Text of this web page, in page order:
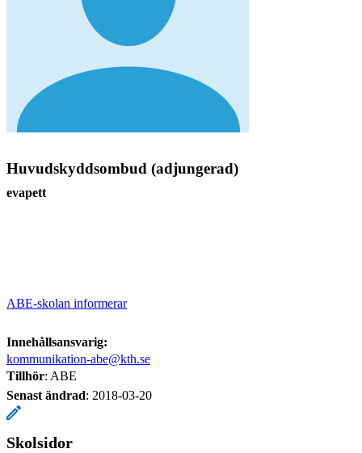
Huvudskyddsombud (adjungerad)
evapett
ABE-skolan informerar
Innehållsansvarig:
kommunikation-abe@kth.se
Tillhör: ABE
Senast ändrad: 2018-03-20
Skolsidor